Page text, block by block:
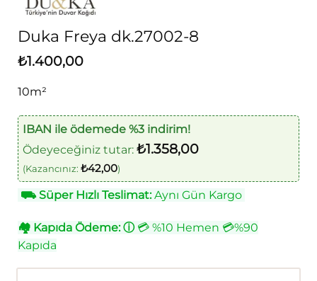
Duka Freya dk.27002-8
₺1.400,00
10m²
IBAN ile ödemede %3 indirim!
Ödeyeceğiniz tutar: ₺1.358,00
(Kazancınız: ₺42,00)
⛟Süper Hızlı Teslimat:Aynı Gün Kargo
🏘 Kapıda Ödeme: ⓘ💳 %10 Hemen 💳%90
Kapıda